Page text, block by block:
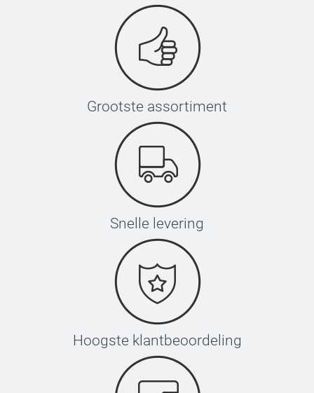
Grootste assortiment
Snelle levering
Hoogste klantbeoordeling